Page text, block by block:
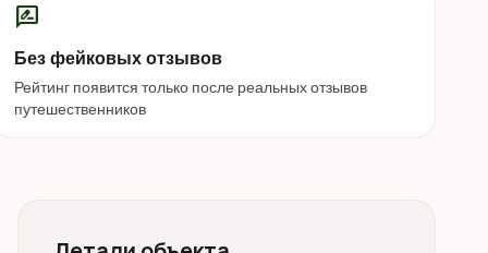
rate_review
Без фейковых отзывов
Рейтинг появится только после реальных отзывов
путешественников